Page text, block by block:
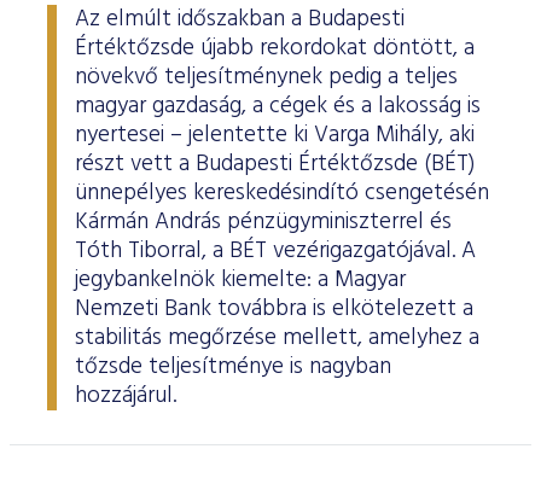
Az elmúlt időszakban a Budapesti
Értéktőzsde újabb rekordokat döntött, a
növekvő teljesítménynek pedig a teljes
magyar gazdaság, a cégek és a lakosság is
nyertesei – jelentette ki Varga Mihály, aki
részt vett a Budapesti Értéktőzsde (BÉT)
ünnepélyes kereskedésindító csengetésén
Kármán András pénzügyminiszterrel és
Tóth Tiborral, a BÉT vezérigazgatójával. A
jegybankelnök kiemelte: a Magyar
Nemzeti Bank továbbra is elkötelezett a
stabilitás megőrzése mellett, amelyhez a
tőzsde teljesítménye is nagyban
hozzájárul.